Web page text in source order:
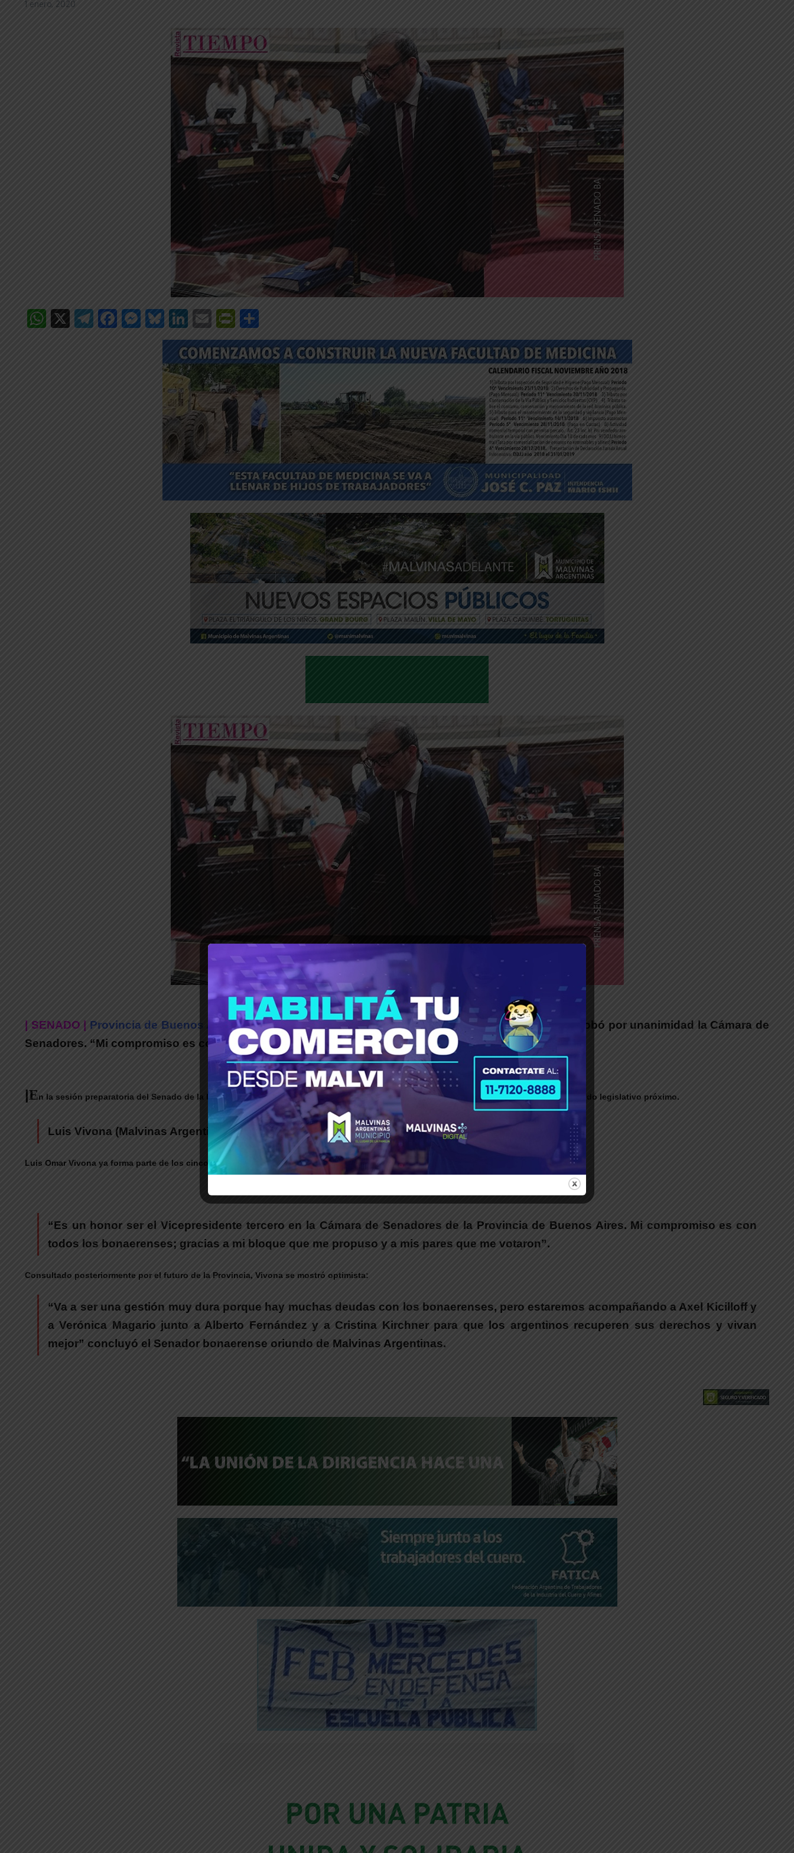
1 enero, 2020
WhatsApp
X Telegram
Facebook
Messenger
Bluesky
LinkedIn
EmailPrintFriendly
| SENADO | Provincia de Buenos Aires. Lo propusieron sus pares del bloqueFrente de Tod☀s y lo aprobó por unanimidad la Cámara de
Senadores. “Mi compromiso es conTod☀️slos bonaerenses” afirmo Luis Vivona
|En la sesión preparatoria del Senado de la Provincia de Buenos Aires asumieron 23 legisladores y se definieron las autoridades del período legislativo próximo.
Luis Vivona (Malvinas Argentinas) es el Vicepresidente tercero del Senado bonaerense.
Luis Omar Vivona ya forma parte de los cinco Vicepresidentes de la Cámara Alta, su puesto es el tercero.
Sobre su nueva función, Luis Vivona señaló en sus redes sociales:
“Es un honor ser el Vicepresidente tercero en la Cámara de Senadores de la Provincia de Buenos Aires. Mi compromiso es con
todos los bonaerenses; gracias a mi bloque que me propuso y a mis pares que me votaron”.
Consultado posteriormente por el futuro de la Provincia, Vivona se mostró optimista:
“Va a ser una gestión muy dura porque hay muchas deudas con los bonaerenses, pero estaremos acompañando a Axel Kicilloff y
a Verónica Magario junto a Alberto Fernández y a Cristina Kirchner para que los argentinos recuperen sus derechos y vivan
mejor” concluyó el Senador bonaerense oriundo de Malvinas Argentinas.